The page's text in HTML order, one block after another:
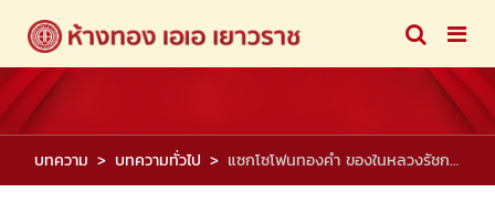
บทความ บทความทั่วไป แซกโซโฟนทองคำ ของในหลวงรัชกาลที่๙